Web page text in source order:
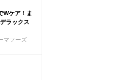
Wケア！ま
ラックス
マフーズ